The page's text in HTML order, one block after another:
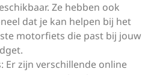
Ze hebben ook
dat je kan helpen bij het
motorfiets die past bij jouw
Er zijn verschillende online